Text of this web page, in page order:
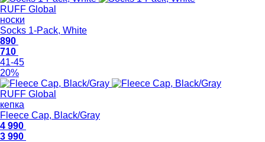
RUFF Global
носки
Socks 1-Pack, White
890
710
41-45
20%
RUFF Global
кепка
Fleece Cap, Black/Gray
4 990
3 990